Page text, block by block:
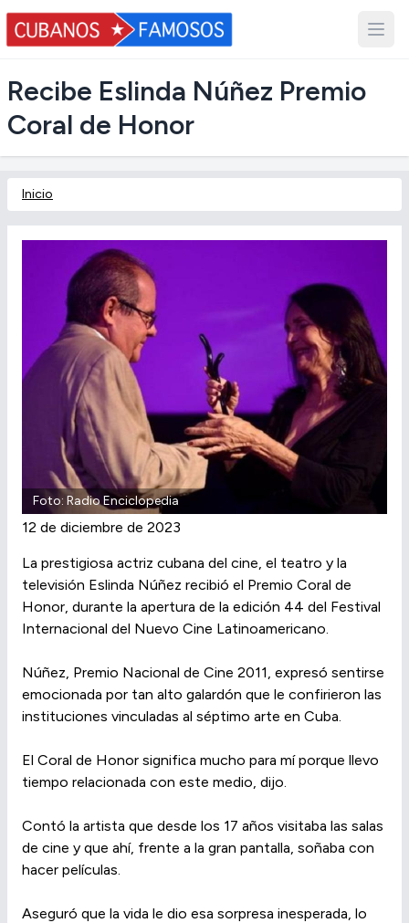
Recibe Eslinda Núñez Premio
Coral de Honor
Inicio
Foto: Radio Enciclopedia
12 de diciembre de 2023
La prestigiosa actriz cubana del cine, el teatro y la
televisión Eslinda Núñez recibió el Premio Coral de
Honor, durante la apertura de la edición 44 del Festival
Internacional del Nuevo Cine Latinoamericano.
Núñez, Premio Nacional de Cine 2011, expresó sentirse
emocionada por tan alto galardón que le confirieron las
instituciones vinculadas al séptimo arte en Cuba.
El Coral de Honor significa mucho para mí porque llevo
tiempo relacionada con este medio, dijo.
Contó la artista que desde los 17 años visitaba las salas
de cine y que ahí, frente a la gran pantalla, soñaba con
hacer películas.
Aseguró que la vida le dio esa sorpresa inesperada, lo